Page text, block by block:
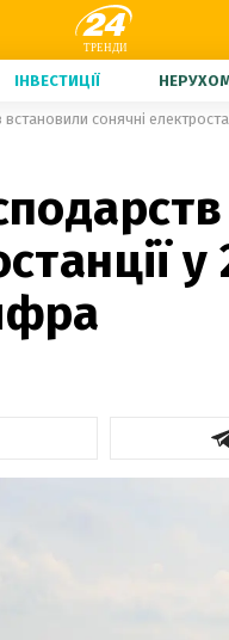
ІНВЕСТИЦІЇ
сонячні
у